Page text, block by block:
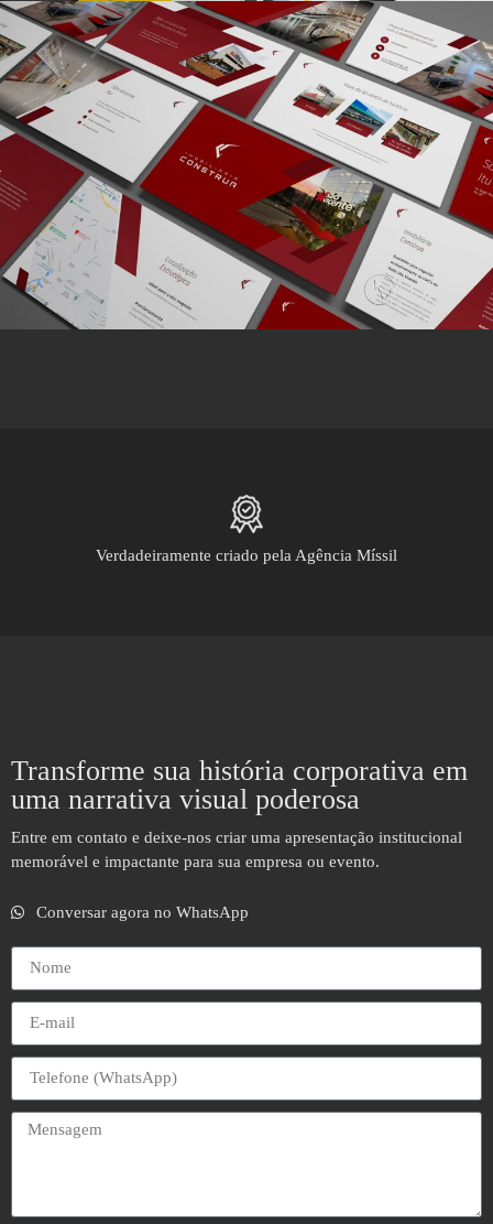
Verdadeiramente criado pela Agência Míssil
Transforme sua história corporativa em
uma narrativa visual poderosa
Entre em contato e deixe-nos criar uma apresentação institucional
memorável e impactante para sua empresa ou evento.
Conversar agora no WhatsApp